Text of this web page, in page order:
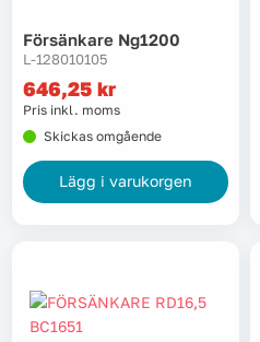
Maskiner
Maskintillbehör & förbrukning
Oljor & kem
Svets
Försänkare Ng1200
L-128010105
646,25 kr
Pris inkl. moms
Skickas omgående
Lägg i varukorgen